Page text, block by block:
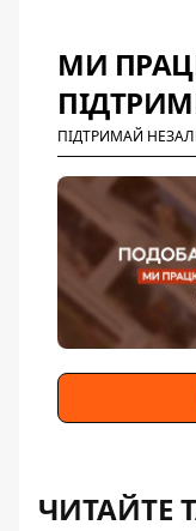
МИ
ПІДТРИМАЙ
ЧИТАЙТЕ